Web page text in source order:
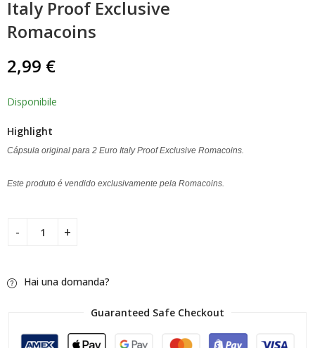
Italy Proof Exclusive
Romacoins
2,99 €
Disponibile
Highlight
Cápsula original para 2 Euro Italy Proof Exclusive Romacoins.
Este produto é vendido exclusivamente pela Romacoins.
Hai una domanda?
Guaranteed Safe Checkout